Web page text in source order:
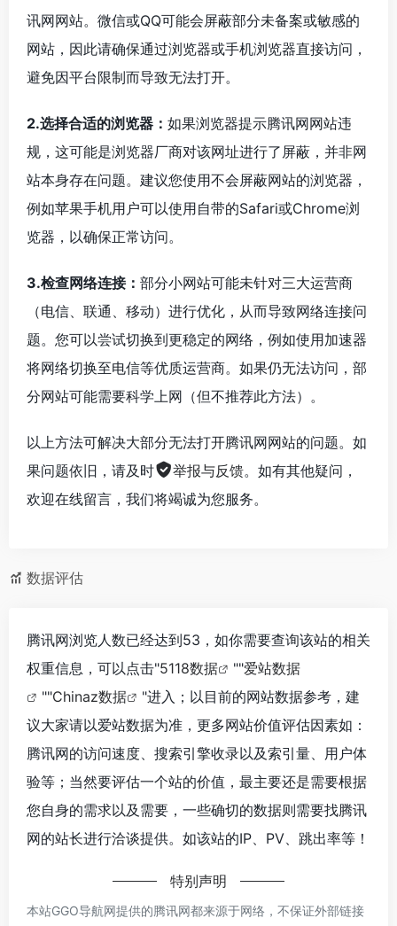
讯网网站。微信或QQ可能会屏蔽部分未备案或敏感的
网站，因此请确保通过浏览器或手机浏览器直接访问，
避免因平台限制而导致无法打开。
2.选择合适的浏览器： 如果浏览器提示腾讯网网站违
规，这可能是浏览器厂商对该网址进行了屏蔽，并非网
站本身存在问题。建议您使用不会屏蔽网站的浏览器，
例如苹果手机用户可以使用自带的Safari或Chrome浏
览器，以确保正常访问。
3.检查网络连接： 部分小网站可能未针对三大运营商
（电信、联通、移动）进行优化，从而导致网络连接问
题。您可以尝试切换到更稳定的网络，例如使用加速器
将网络切换至电信等优质运营商。如果仍无法访问，部
分网站可能需要科学上网（但不推荐此方法）。
以上方法可解决大部分无法打开腾讯网网站的问题。如
果问题依旧，请及时
举报与反馈。如有其他疑问，
欢迎在线留言，我们将竭诚为您服务。
数据评估
腾讯网浏览人数已经达到53，如你需要查询该站的相关
权重信息，可以点击"5118数据 ""爱站数据
""Chinaz数据
"进入；以目前的网站数据参考，建
议大家请以爱站数据为准，更多网站价值评估因素如：
腾讯网的访问速度、搜索引擎收录以及索引量、用户体
验等；当然要评估一个站的价值，最主要还是需要根据
您自身的需求以及需要，一些确切的数据则需要找腾讯
网的站长进行洽谈提供。如该站的IP、PV、跳出率等！
特别声明
本站GGO导航网提供的腾讯网都来源于网络，不保证外部链接